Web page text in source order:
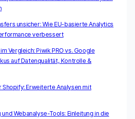
unsicher: Wie EU-basierte Analytics
verbessert
Vergleich: Piwik PRO vs. Google
auf Datenqualität, Kontrolle &
Shopify: Erweiterte Analysen mit
Webanalyse-Tools: Einleitung in die